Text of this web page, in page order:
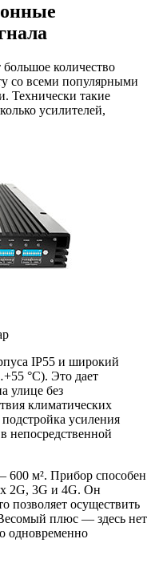
количество
со всеми популярными
Технически такие
усилителей,
IP55 и широкий
°C). Это дает
улице без
климатических
усиления
непосредственной
м². Прибор способен
2G, 3G и 4G. Он
позволяет осуществить
плюс — здесь нет
одновременно